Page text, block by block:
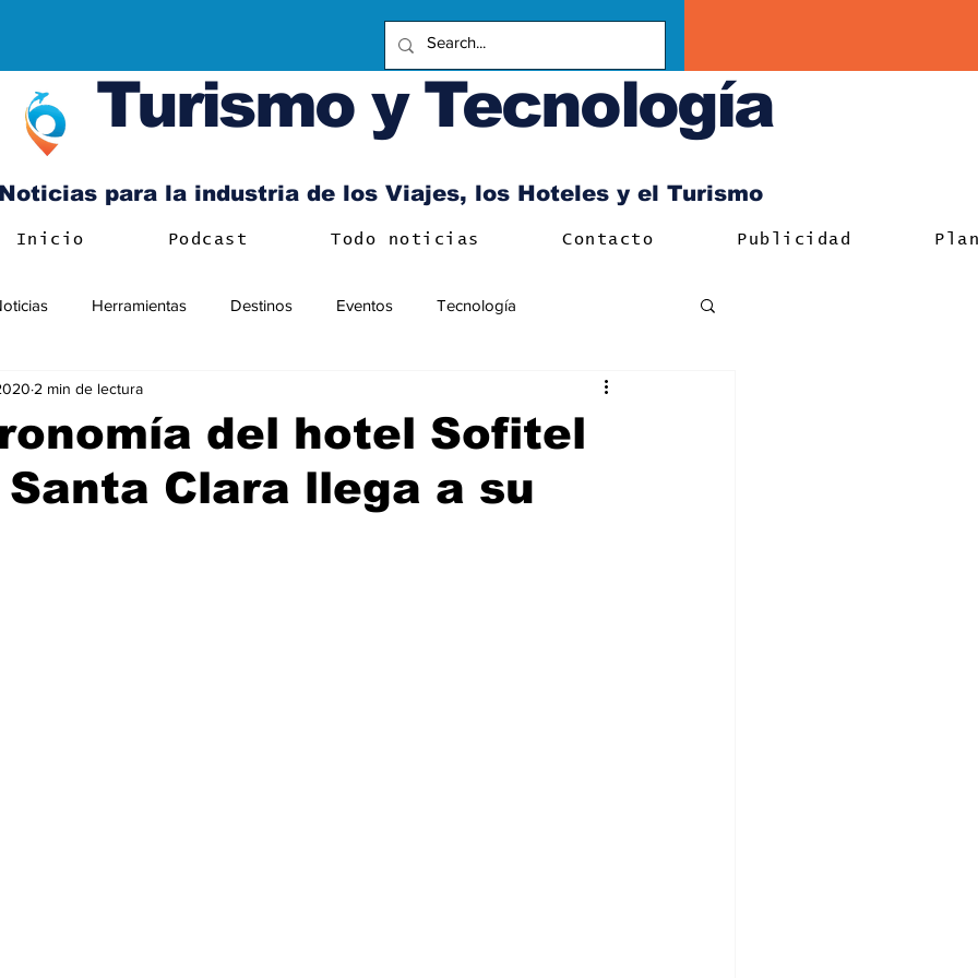
Turismo y Tecnología
para la industria de los Viajes, los Hoteles y el Turismo
Inicio Podcast Todo noticias Contacto Publicidad
Herramientas Destinos Eventos Tecnología
del hotel Sofitel
Clara llega a su
2 min de lectura